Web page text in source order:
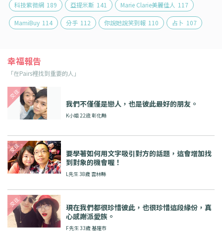
科技紫微網 189 亞提米斯 141 Marie Clarie美麗佳人 117
MamiBuy 114 分手 112 你說她說笑到報 110 占卜 107
幸福報告
「在Pairs裡找到重要的人」
我們不僅僅是戀人，也是彼此最好的朋友。
K小姐 22歳 彰化縣
要學著如何用文字吸引對方的話題，這會增加找
到對象的機會喔！
L先生 38歲 雲林縣
現在我們都很珍惜彼此，也很珍惜這段緣份，真
心感謝派愛族。
F先生 33歲 基隆市